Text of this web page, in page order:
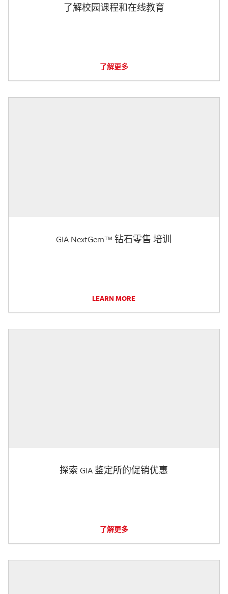
了解校园课程和在线教育
了解更多
GIA NextGem™ 钻石零售 培训
LEARN MORE
探索 GIA 鉴定所的促销优惠
了解更多